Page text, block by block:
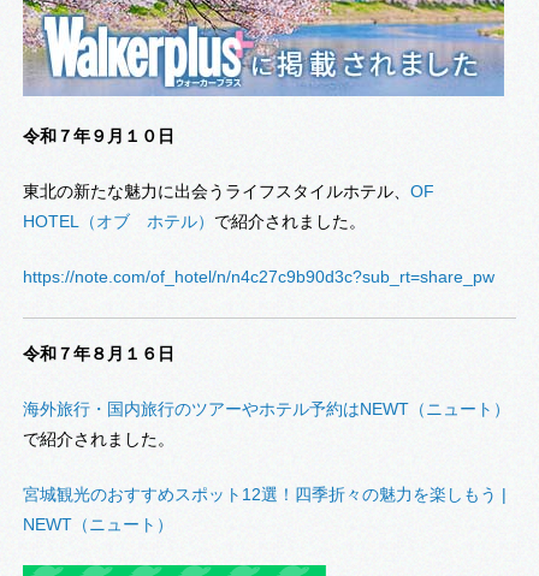
令和７年９月１０日
東北の新たな魅力に出会うライフスタイルホテル、 OF
HOTEL（オブ ホテル） で紹介されました。
https://note.com/of_hotel/n/n4c27c9b90d3c?sub_rt=share_pw
令和７年８月１６日
海外旅行・国内旅行のツアーやホテル予約はNEWT（ニュート）
で紹介されました。
宮城観光のおすすめスポット12選！四季折々の魅力を楽しもう |
NEWT（ニュート）